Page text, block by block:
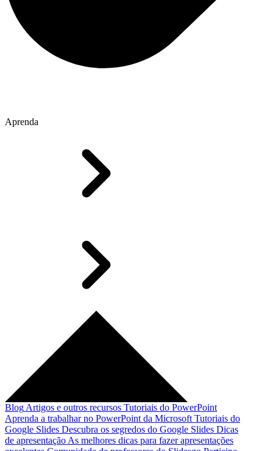
Aprenda
Blog Artigos e outros recursos Tutoriais do PowerPoint
Aprenda a trabalhar no PowerPoint da Microsoft Tutoriais do
Google Slides Descubra os segredos do Google Slides Dicas
de apresentação As melhores dicas para fazer apresentações